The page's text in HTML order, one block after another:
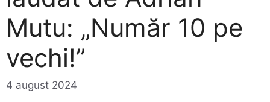
Mutu: „Număr 10 pe
vechi!”
4 august 2024